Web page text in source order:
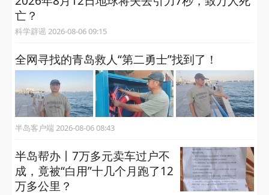
亡？
科学辟谣 2026-08-06 09:15
全网寻找的青岛救人“第二勇士”找到了！
半岛客户端 2026-08-06 08:43
半岛帮办丨7万多元卖车过户不
成，竟被“白用”十几个月跑了12
万多公里？